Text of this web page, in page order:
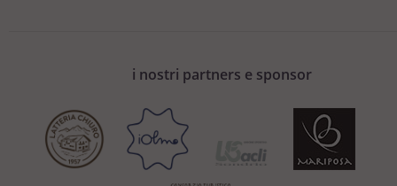
i nostri partners e sponsor